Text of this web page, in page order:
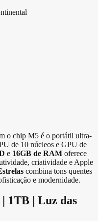
o chip M5 é o portátil ultra-
de 10 núcleos e GPU de
e 16GB de RAM oferece
criatividade e Apple
combina tons quentes
e modernidade.
1TB | Luz das